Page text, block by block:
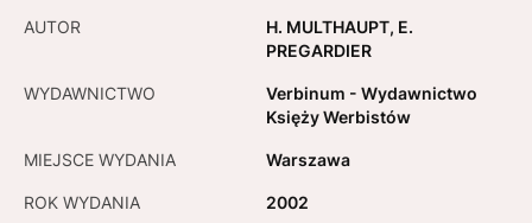
AUTOR
H. MULTHAUPT, E.
PREGARDIER
WYDAWNICTWO
Verbinum - Wydawnictwo
Księży Werbistów
MIEJSCE WYDANIA Warszawa
ROK WYDANIA 2002